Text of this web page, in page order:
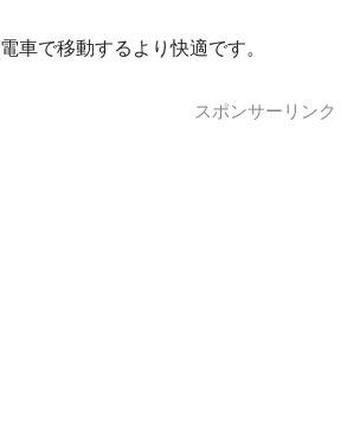
電車で移動するより快適です。
スポンサーリンク